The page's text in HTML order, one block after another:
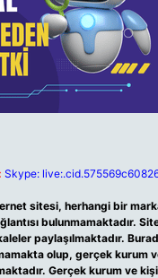
Skype:
sitesi, herhangi bir
bulunmamaktadır.
paylaşılmaktadır.
olup, gerçek kurum
Gerçek kurum ve